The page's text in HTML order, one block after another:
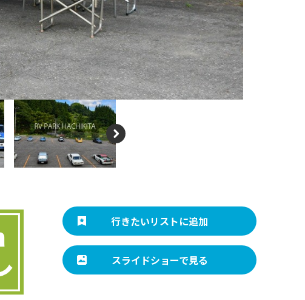
N
e
行きたいリストに追加
スライドショーで見る